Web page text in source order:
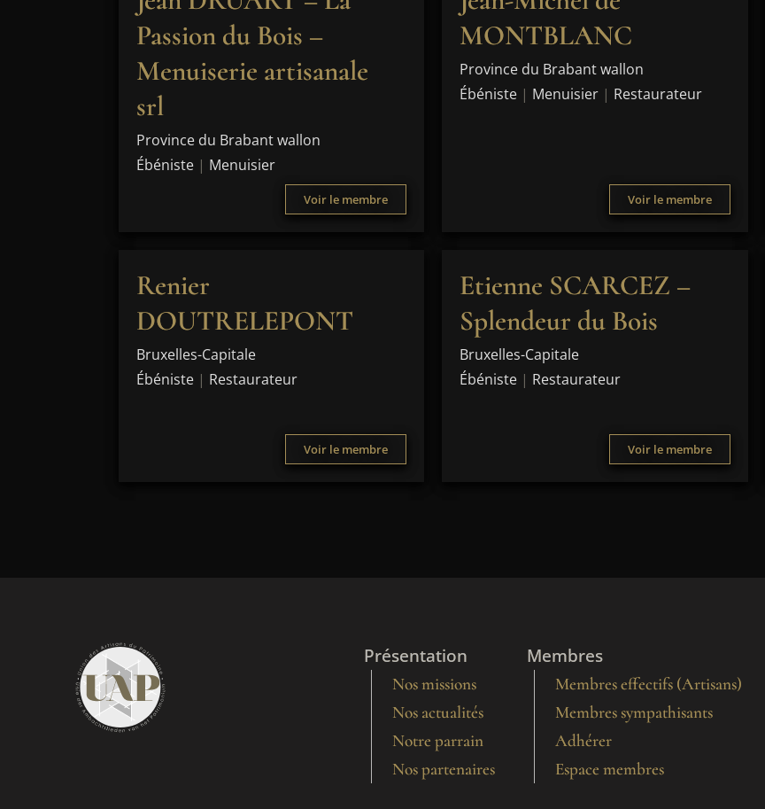
Passion du Bois –
Menuiserie artisanale
srl
Province du Brabant wallon
Ébéniste | Menuisier
Voir le membre
MONTBLANC
Province du Brabant wallon
Ébéniste | Menuisier | Restaurateur
Voir le membre
Renier
DOUTRELEPONT
Bruxelles-Capitale
Ébéniste | Restaurateur
Voir le membre
Etienne SCARCEZ –
Splendeur du Bois
Bruxelles-Capitale
Ébéniste | Restaurateur
Voir le membre
Présentation
Nos missions
Nos actualités
Notre parrain
Nos partenaires
Membres
Membres effectifs (Artisans)
Membres sympathisants
Adhérer
Espace membres